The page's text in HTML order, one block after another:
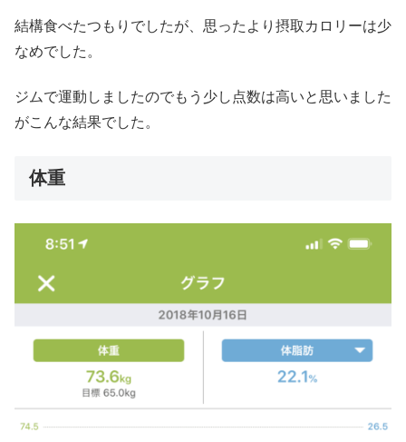
結構食べたつもりでしたが、思ったより摂取カロリーは少
なめでした。
ジムで運動しましたのでもう少し点数は高いと思いました
がこんな結果でした。
体重